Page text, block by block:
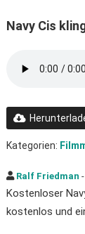
Navy Cis
Kategorien:
Ralf Friedman
Kostenloser
kostenlos und